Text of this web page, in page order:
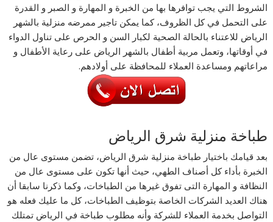
الشروط التي يجب توافرها بها من الخبرة و المهارة و الصبر و القدرة
على التحمل في كل الظروف، كما يمكن تاجير ممرضه منزلية بالشهر
الرياض للاعتناء بالحالة الصحية لكبار السن و الحرص على تناول الدواء
في أوقاتها، وتعمل مربية أطفال بالشهر الرياض على رعاية الأطفال و
مراعاتهم ومساعدة العملاء للمحافظة على أولادهم.
طباخة منزلية شرق الرياض
بعد قيامك باختيار طباخة منزلية شرق الرياض، تضمن مستوى عال من
الخبرة بأداء كل أصناف الطهي، حيث أنها تكون على مستوى عال من
النظافة و المهارة التى تفوق غيرها من الطباخات، وكما ذكرنا سابقا أن
هناك العديد الشركات الخاصة بتوظيف الطباخات، كل ما عليك فعله هو
التواصل بخدمة العملاء للشركة وأنه مطلوب طباخة في الرياض تمتلك